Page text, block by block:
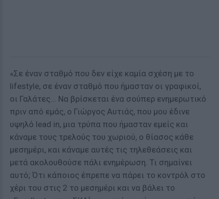
«Σε έναν σταθμό που δεν είχε καμία σχέση με το
lifestyle, σε έναν σταθμό που ήμασταν οι γραφικοί,
οι Γαλάτες... Να βρίσκεται ένα σούπερ ενημερωτικό
πριν από εμάς, ο Γιώργος Αυτιάς, που μου έδινε
υψηλό lead in, μια τρύπα που ήμασταν εμείς και
κάναμε τους τρελούς του χωριού, ο θίασος κάθε
μεσημέρι, και κάναμε αυτές τις τηλεθεάσεις και
μετά ακολουθούσε πάλι ενημέρωση. Τι σημαίνει
αυτό; Ότι κάποιος έπρεπε να πάρει το κοντρόλ στο
χέρι του στις 2 το μεσημέρι και να βάλει το